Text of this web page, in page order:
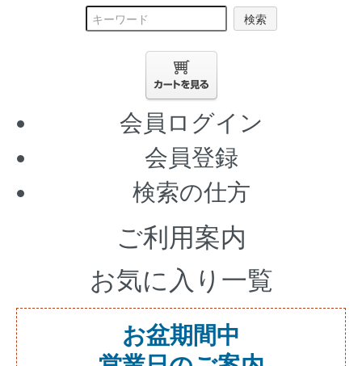
検索
会員ログイン
会員登録
検索の仕方
ご利用案内
お気に入り一覧
お盆期間中